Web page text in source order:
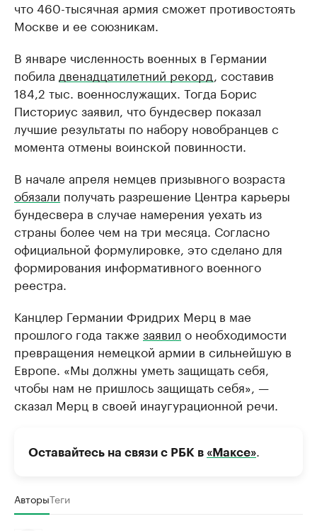
что 460-тысячная армия сможет противостоять
Москве и ее союзникам.
В январе численность военных в Германии
побила двенадцатилетний рекорд , составив
184,2 тыс. военнослужащих. Тогда Борис
Писториус заявил, что бундесвер показал
лучшие результаты по набору новобранцев с
момента отмены воинской повинности.
В начале апреля немцев призывного возраста
обязали получать разрешение Центра карьеры
бундесвера в случае намерения уехать из
страны более чем на три месяца. Согласно
официальной формулировке, это сделано для
формирования информативного военного
реестра.
Канцлер Германии Фридрих Мерц в мае
прошлого года также заявил о необходимости
превращения немецкой армии в сильнейшую в
Европе. «Мы должны уметь защищать себя,
чтобы нам не пришлось защищать себя», —
сказал Мерц в своей инаугурационной речи.
Оставайтесь на связи с РБК в «Максе»
АвторыТеги